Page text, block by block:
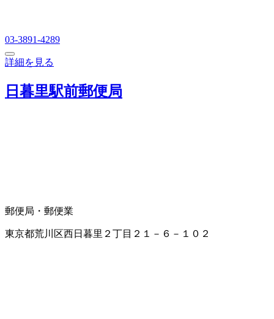
03-3891-4289
詳細を見る
日暮里駅前郵便局
郵便局・郵便業
東京都荒川区西日暮里２丁目２１－６－１０２